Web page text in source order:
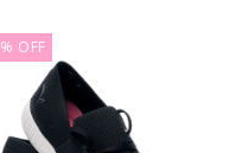
% OFF